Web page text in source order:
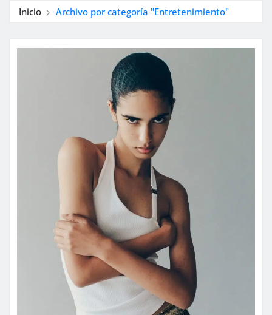
Inicio Archivo por categoría "Entretenimiento"